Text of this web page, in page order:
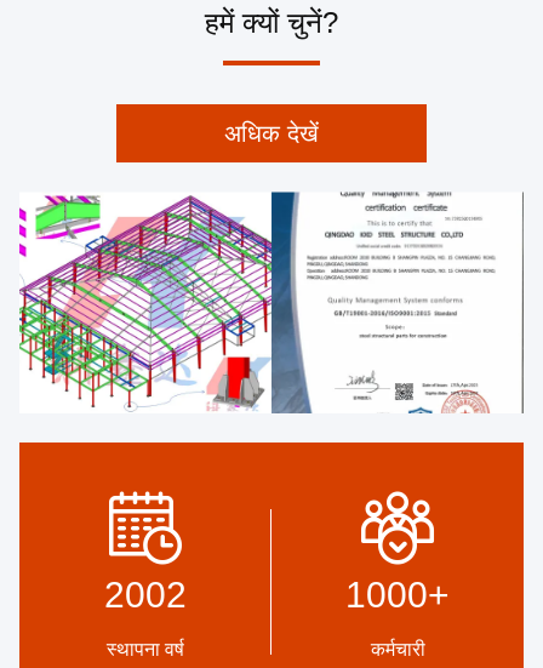
हमें क्यों चुनें?
अधिक देखें
2002
स्थापना वर्ष
1000+
कर्मचारी